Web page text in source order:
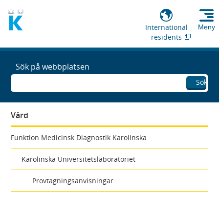
International
residents
Meny
Sök på webbplatsen
Sök
Vård
Funktion Medicinsk Diagnostik Karolinska
Karolinska Universitetslaboratoriet
Provtagningsanvisningar